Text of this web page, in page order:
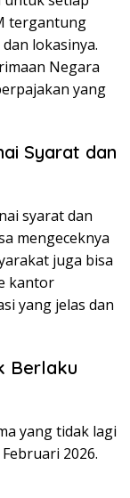
tergantung
lokasinya.
Negara
yang
Syarat dan
syarat dan
mengeceknya
juga bisa
kantor
yang jelas dan
Berlaku
yang tidak lagi
2026.